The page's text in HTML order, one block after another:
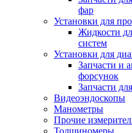
фар
Установки для
Жидкости
систем
Установки для
Запчасти и
форсунок
Запчасти
Видеоэндоскопы
Манометры
Прочие
Толщиномеры